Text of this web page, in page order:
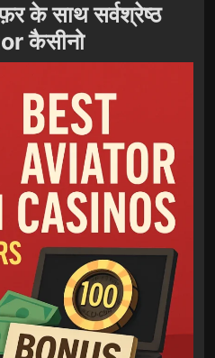
के साथ सर्वश्रेष्ठ
कैसीनो